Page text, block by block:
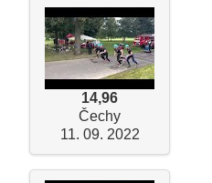
14,96
Čechy
11. 09. 2022